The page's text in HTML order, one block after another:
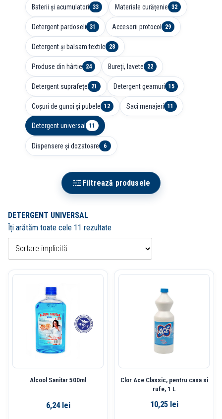
Baterii și acumulatori 33 Materiale curățenie 32
Detergent pardoseli 31 Accesorii protocol 29
Detergent și balsam textile 28
Produse din hârtie 24 Bureți, lavete 22
Detergent suprafețe 21 Detergent geamuri 15
Coșuri de gunoi și pubele 12 Saci menajeri 11
Detergent universal 11
Dispensere și dozatoare 6
Filtrează produsele
DETERGENT UNIVERSAL
Îți arătăm toate cele 11 rezultate
Alcool Sanitar 500ml
6,24 lei
Clor Ace Classic, pentru casa si
rufe, 1 L
10,25 lei